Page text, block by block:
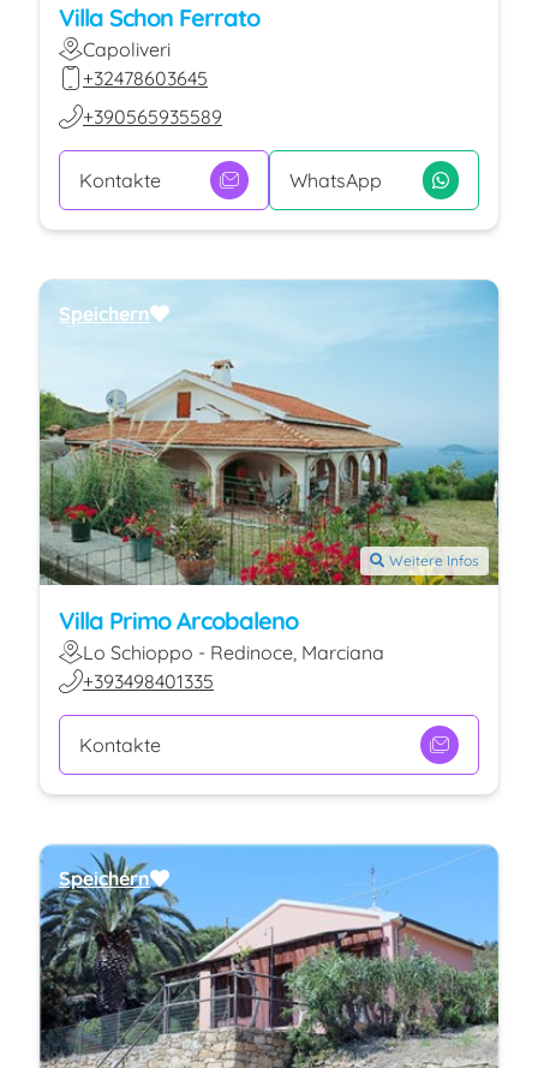
Villa Schon Ferrato
Capoliveri
+32478603645
+390565935589
Kontakte WhatsApp
Weitere Infos
Villa Primo Arcobaleno
Lo Schioppo - Redinoce, Marciana
+393498401335
Kontakte
Speichern
Speichern